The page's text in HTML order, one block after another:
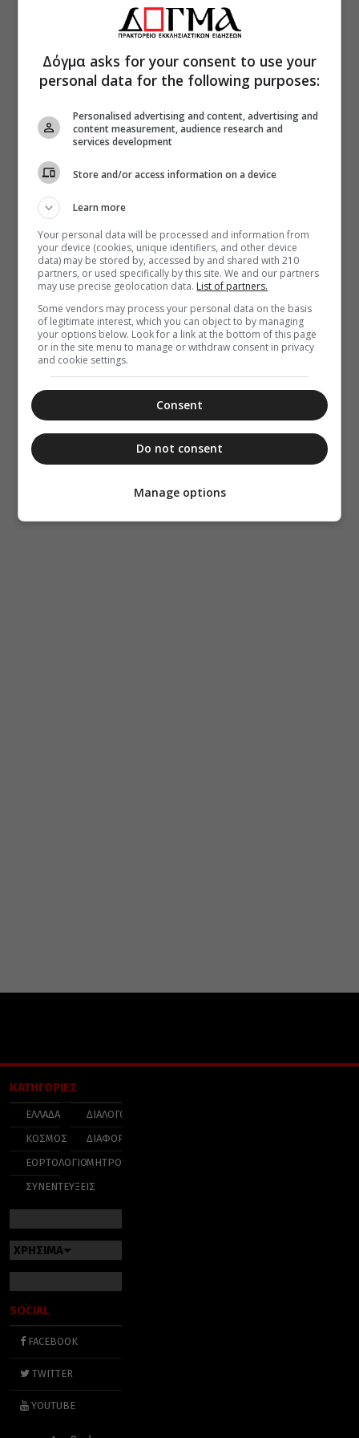
ΚΑΤΗΓΟΡΙΕΣ
ΕΛΛΑΔΑ
ΚΟΣΜΟΣ
ΕΟΡΤΟΛΟΓΙΟ
ΣΥΝΕΝΤΕΥΞΕΙΣ
ΔΙΑΛΟΓΟΣ
ΔΙΑΦΟΡΑ
ΜΗΤΡΟΠΟΛΕΙΣ
ΧΡΗΣΙΜΑ
SOCIAL
FACEBOOK
TWITTER
YOUTUBE
Δόγμα asks for your consent to use your
personal data for the following purposes:
Personalised advertising and content, advertising and
content measurement, audience research and
services development
Store and/or access information on a device
Learn more
Your personal data will be processed and information from
your device (cookies, unique identifiers, and other device
data) may be stored by, accessed by and shared with 210
partners, or used specifically by this site. We and our partners
may use precise geolocation data. List of partners.
Some vendors may process your personal data on the basis
of legitimate interest, which you can object to by managing
your options below. Look for a link at the bottom of this page
or in the site menu to manage or withdraw consent in privacy
and cookie settings.
Consent
Do not consent
Manage options